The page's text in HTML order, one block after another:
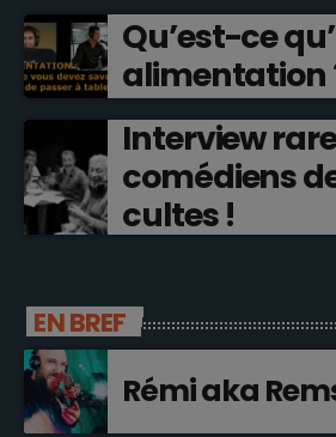
Qu’est-ce
alimentation
Interview
comédiens
cultes !
EN BREF
Rémi aka